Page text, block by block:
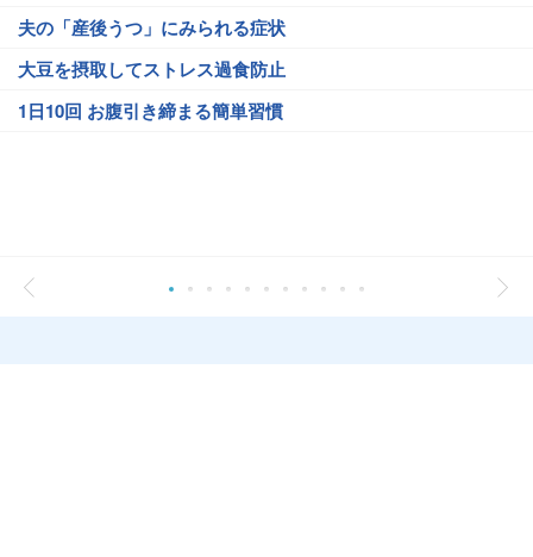
夫の「産後うつ」にみられる症状
大豆を摂取してストレス過食防止
1日10回 お腹引き締まる簡単習慣